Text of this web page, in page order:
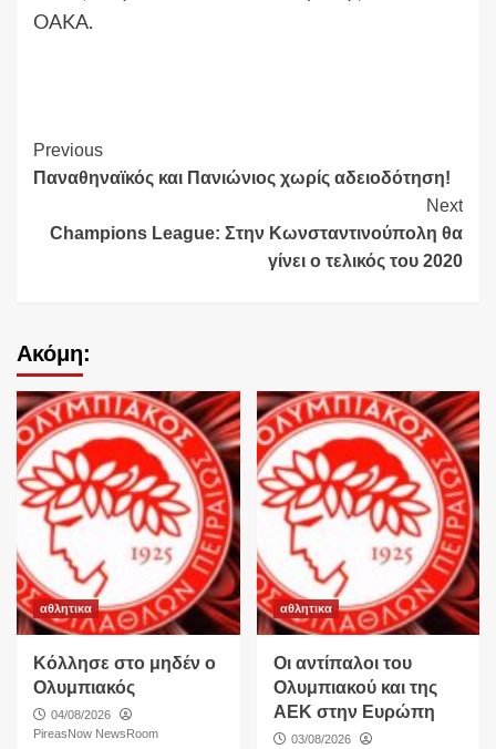
ΟΑΚΑ.
Continue
Reading
Previous
Παναθηναϊκός και Πανιώνιος χωρίς αδειοδότηση!
Next
Champions League: Στην Κωνσταντινούπολη θα
γίνει ο τελικός του 2020
Ακόμη:
αθλητικα
Κόλλησε στο μηδέν ο
Ολυμπιακός
04/08/2026
PireasNow NewsRoom
αθλητικα
Οι αντίπαλοι του
Ολυμπιακού και της
ΑΕΚ στην Ευρώπη
03/08/2026